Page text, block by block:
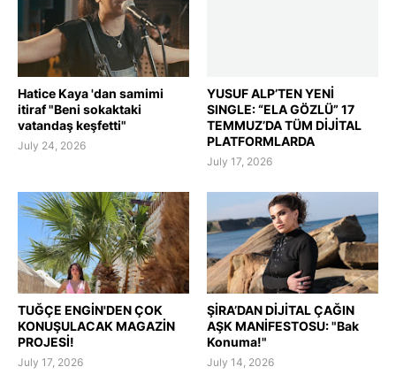
Hatice Kaya 'dan samimi
itiraf "Beni sokaktaki
vatandaş keşfetti"
July 24, 2026
YUSUF ALP’TEN YENİ
SINGLE: “ELA GÖZLÜ” 17
TEMMUZ’DA TÜM DİJİTAL
PLATFORMLARDA
July 17, 2026
TUĞÇE ENGİN'DEN ÇOK
KONUŞULACAK MAGAZİN
PROJESİ!
July 17, 2026
ŞİRA’DAN DİJİTAL ÇAĞIN
AŞK MANİFESTOSU: "Bak
Konuma!"
July 14, 2026